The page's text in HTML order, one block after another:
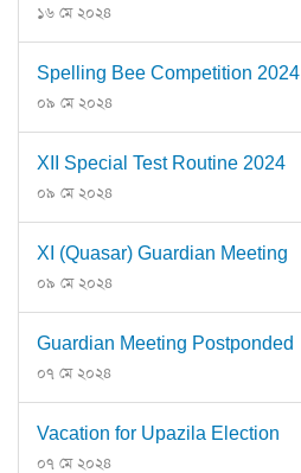
১৬ মে ২০২৪
Spelling Bee Competition 2024
০৯ মে ২০২৪
XII Special Test Routine 2024
০৯ মে ২০২৪
XI (Quasar) Guardian Meeting
০৯ মে ২০২৪
Guardian Meeting Postponded
০৭ মে ২০২৪
Vacation for Upazila Election
০৭ মে ২০২৪